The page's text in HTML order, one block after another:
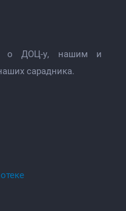
о ДОЦ-у, нашим и
сарадника.